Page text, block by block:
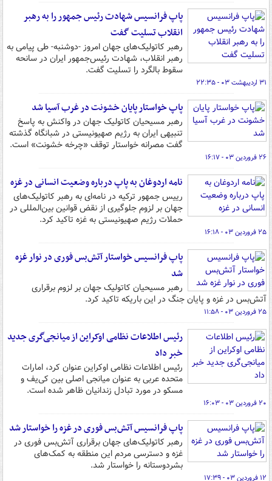
پاپ فرانسیس شهادت رئیس جمهور را به رهبر
انقلاب تسلیت گفت
رهبر کاتولیک‌های جهان امروز -دوشنبه- طی پیامی به
رهبر انقلاب، شهادت رئیس‌جمهور ایران در سانحه
سقوط بالگرد را تسلیت گفت.
۳۱ اردیبهشت ۰۳ - ۲۲:۳۵
پاپ خواستار پایان خشونت در غرب آسیا شد
رهبر مسیحیان کاتولیک جهان در واکنش به پاسخ
تنبیهی ایران به رژیم صهیونیستی در شبانگاه گذشته
گفت مصرانه خواستار توقف «چرخه خشونت» است.
۲۶ فروردین ۰۳ - ۱۶:۱۷
نامه اردوغان به پاپ درباره وضعیت انسانی در غزه
رییس جمهور ترکیه در نامه‌ای به رهبر کاتولیک‌های
جهان بر لزوم جلوگیری از نقض قوانین بین‌المللی در
حملات رژیم صهیونیستی به غزه تاکید کرد.
۲۵ فروردین ۰۳ - ۱۶:۱۸
پاپ فرانسیس خواستار آتش‌بس فوری در نوار غزه
شد
رهبر مسیحیان کاتولیک جهان بر لزوم برقراری
آتش‌بس در غزه و پایان جنگ در این باریکه تاکید کرد.
۲۵ فروردین ۰۳ - ۱۱:۵۸
رئیس اطلاعات نظامی اوکراین از میانجی‌گری جدید
خبر داد
رئیس اطلاعات نظامی اوکراین عنوان کرد، امارات
متحده عربی به عنوان میانجی اصلی بین کی‌یف و
مسکو در مورد تبادل زندانیان ظاهر شده است.
۲۰ فروردین ۰۳ - ۱۶:۰۳
پاپ فرانسیس آتش‌بس فوری در غزه را خواستار شد
رهبر کاتولیک‌های جهان برقراری آتش‌بس فوری در
غزه و دسترسی مردم این منطقه به کمک‌های
بشردوستانه را خواستار شد.
۱۲ فروردین ۰۳ - ۱۷:۳۹